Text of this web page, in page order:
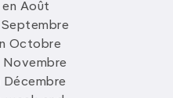
Août
Octobre
Novembre
Décembre